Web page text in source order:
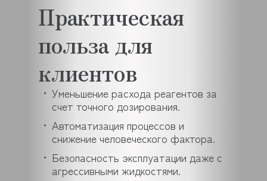
Практическая
польза для
клиентов
Уменьшение расхода реагентов за
счет точного дозирования.
Автоматизация процессов и
снижение человеческого фактора.
Безопасность эксплуатации даже с
агрессивными жидкостями.